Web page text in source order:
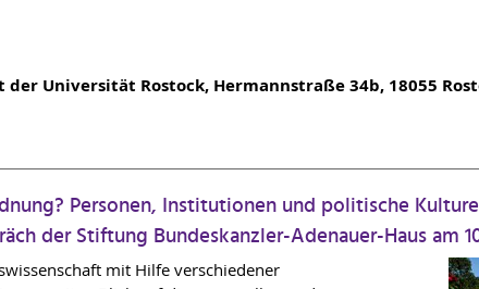
Universität Rostock, Hermannstraße 34b, 18055
Personen, Institutionen und politische
der Stiftung Bundeskanzler-Adenauer-Haus am
mit Hilfe verschiedener